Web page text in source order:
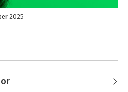
2025